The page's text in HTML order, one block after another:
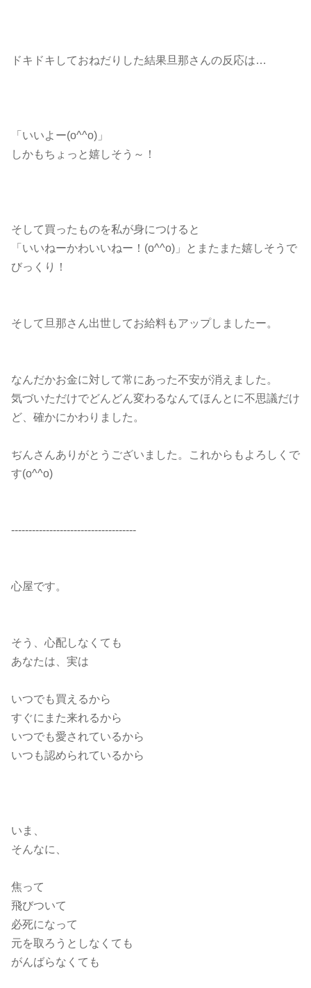
ドキドキしておねだりした結果旦那さんの反応は…
「いいよー(o^^o)」
しかもちょっと嬉しそう～！
そして買ったものを私が身につけると
「いいねーかわいいねー！(o^^o)」とまたまた嬉しそうで
びっくり！
そして旦那さん出世してお給料もアップしましたー。
なんだかお金に対して常にあった不安が消えました。
気づいただけでどんどん変わるなんてほんとに不思議だけ
ど、確かにかわりました。
ぢんさんありがとうございました。これからもよろしくで
す(o^^o)
------------------------------------
心屋です。
そう、心配しなくても
あなたは、実は
いつでも買えるから
すぐにまた来れるから
いつでも愛されているから
いつも認められているから
いま、
そんなに、
焦って
飛びついて
必死になって
元を取ろうとしなくても
がんばらなくても